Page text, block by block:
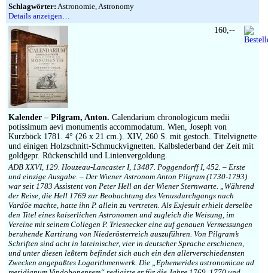
Schlagwörter: Astronomie, Astronomy
Details anzeigen…
Kalender – Pilgram, Anton. Calendarium chronologicum medii
potissimum aevi monumentis accommodatum. Wien, Joseph von
Kurzböck 1781. 4° (26 x 21 cm.). XIV, 260 S. mit gestoch. Titelvignette
und einigen Holzschnitt-Schmuckvignetten. Kalbslederband der Zeit mit
goldgepr. Rückenschild und Linienvergoldung.
ADB XXVI, 129. Houzeau-Lancaster I, 13487. Poggendorff I, 452. – Erste
und einzige Ausgabe. – Der Wiener Astronom Anton Pilgram (1730-1793)
war seit 1783 Assistent von Peter Hell an der Wiener Sternwarte. „Während
der Reise, die Hell 1769 zur Beobachtung des Venusdurchgangs nach
Vardöe machte, hatte ihn P. allein zu vertreten. Als Exjesuit erhielt derselbe
den Titel eines kaiserlichen Astronomen und zugleich die Weisung, im
Vereine mit seinem Collegen P. Triesnecker eine auf genauen Vermessungen
beruhende Kartirung von Niederösterreich auszuführen. Von Pilgram’s
Schriften sind acht in lateinischer, vier in deutscher Sprache erschienen,
und unter diesen leßtern befindet sich auch ein den allerverschiedensten
Zwecken angepaßtes Logarithmenwerk. Die „Ephemerides astronomicae ad
160,--